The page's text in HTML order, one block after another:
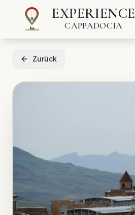
EXPERIENCE
CAPPADOCIA
Zurück